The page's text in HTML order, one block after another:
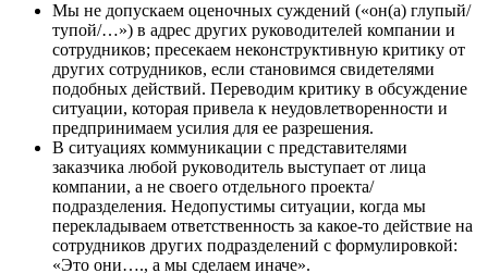
Мы не допускаем оценочных суждений («он(а) глупый/
тупой/…») в адрес других руководителей компании и
сотрудников; пресекаем неконструктивную критику от
других сотрудников, если становимся свидетелями
подобных действий. Переводим критику в обсуждение
ситуации, которая привела к неудовлетворенности и
предпринимаем усилия для ее разрешения.
В ситуациях коммуникации с представителями
заказчика любой руководитель выступает от лица
компании, а не своего отдельного проекта/
подразделения. Недопустимы ситуации, когда мы
перекладываем ответственность за какое-то действие на
сотрудников других подразделений с формулировкой:
«Это они…., а мы сделаем иначе».